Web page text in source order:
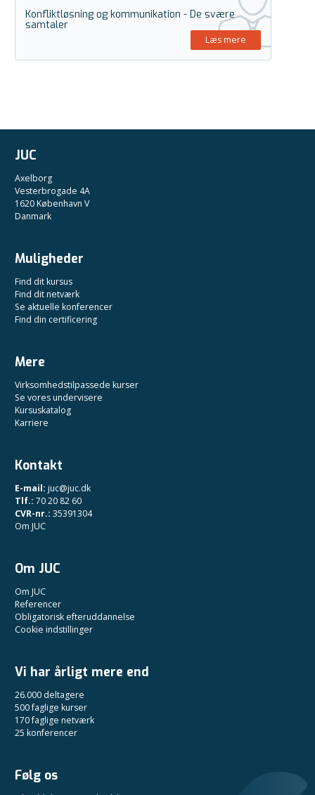
Konfliktløsning og kommunikation - De svære
samtaler
Læs mere
JUC
Axelborg
Vesterbrogade 4A
1620 København V
Danmark
Muligheder
Find dit kursus
Find dit netværk
Se aktuelle konferencer
Find din certificering
Mere
Virksomhedstilpassede kurser
Se vores undervisere
Kursuskatalog
Karriere
Kontakt
E-mail: juc@juc.dk
Tlf.: 70 20 82 60
CVR-nr.: 35391304
Om JUC
Om JUC
Om JUC
Referencer
Obligatorisk efteruddannelse
Cookie indstillinger
Vi har årligt mere end
26.000 deltagere
500 faglige kurser
170 faglige netværk
25 konferencer
Følg os